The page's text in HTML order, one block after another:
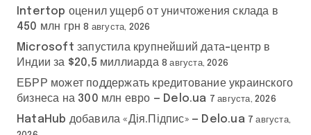
Intertop оценил ущерб от уничтожения склада в
450 млн грн 8 августа, 2026
Microsoft запустила крупнейший дата-центр в
Индии за $20,5 миллиарда 8 августа, 2026
ЕБРР может поддержать кредитование украинского
бизнеса на 300 млн евро — Delo.ua 7 августа, 2026
HataHub добавила «Дія.Підпис» — Delo.ua 7 августа,